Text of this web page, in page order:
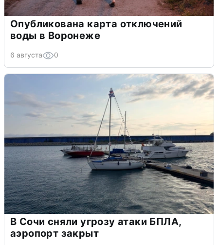
Опубликована карта отключений
воды в Воронеже
6 августа 0
В Сочи сняли угрозу атаки БПЛА,
аэропорт закрыт